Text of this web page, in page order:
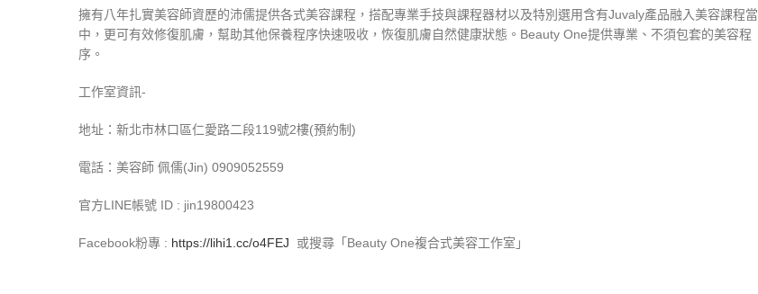
擁有八年扎實美容師資歷的沛儒提供各式美容課程，搭配專業手技與課程器材以及特別選用含有Juvaly產品融入美容課程當
中，更可有效修復肌膚，幫助其他保養程序快速吸收，恢復肌膚自然健康狀態。Beauty One提供專業、不須包套的美容程
序。
工作室資訊-
地址：新北市林口區仁愛路二段119號2樓(預約制)
電話：美容師 佩儒(Jin) 0909052559
官方LINE帳號 ID : jin19800423
Facebook粉專 : https://lihi1.cc/o4FEJ 或搜尋 「Beauty One複合式美容工作室」